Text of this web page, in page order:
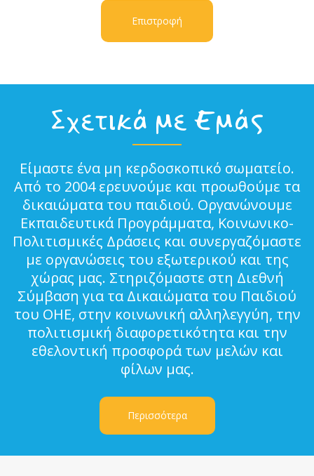
Επιστροφή
Σχετικά με Εμάς
Είμαστε ένα μη κερδοσκοπικό σωματείο.
Από το 2004 ερευνούμε και προωθούμε τα
δικαιώματα του παιδιού. Οργανώνουμε
Εκπαιδευτικά Προγράμματα, Κοινωνικο-
Πολιτισμικές Δράσεις και συνεργαζόμαστε
με οργανώσεις του εξωτερικού και της
χώρας μας. Στηριζόμαστε στη Διεθνή
Σύμβαση για τα Δικαιώματα του Παιδιού
του ΟΗΕ, στην κοινωνική αλληλεγγύη, την
πολιτισμική διαφορετικότητα και την
εθελοντική προσφορά των μελών και
φίλων μας.
Περισσότερα